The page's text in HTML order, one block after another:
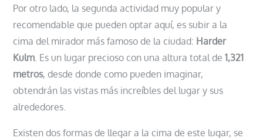
Por otro lado, la segunda actividad muy popular y
recomendable que pueden optar aquí, es subir a la
cima del mirador más famoso de la ciudad: Harder
Kulm . Es un lugar precioso con una altura total de1,321
metros, desde donde como pueden imaginar,
obtendrán las vistas más increíbles del lugar y sus
alrededores.
Existen dos formas de llegar a la cima de este lugar, se